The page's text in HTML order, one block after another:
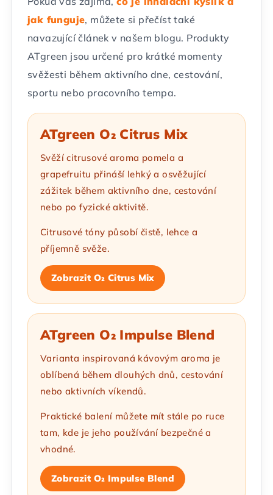
jak funguje, můžete si přečíst také
navazující článek v našem blogu. Produkty
ATgreen jsou určené pro krátké momenty
svěžesti během aktivního dne, cestování,
sportu nebo pracovního tempa.
ATgreen O₂ Citrus Mix
Svěží citrusové aroma pomela a
grapefruitu přináší lehký a osvěžující
zážitek během aktivního dne, cestování
nebo po fyzické aktivitě.
Citrusové tóny působí čistě, lehce a
příjemně svěže.
Zobrazit O₂ Citrus Mix
ATgreen O₂ Impulse Blend
Varianta inspirovaná kávovým aroma je
oblíbená během dlouhých dnů, cestování
nebo aktivních víkendů.
Praktické balení můžete mít stále po ruce
tam, kde je jeho používání bezpečné a
vhodné.
Zobrazit O₂ Impulse Blend